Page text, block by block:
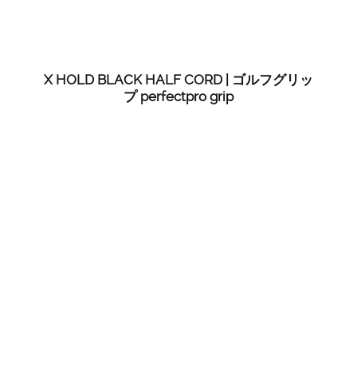
X HOLD BLACK HALF CORD | ゴルフグリッ
プ perfectpro grip